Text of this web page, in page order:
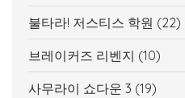
불타라! 저스티스 학원 (22)
브레이커즈 리벤지 (10)
사무라이 쇼다운 3 (19)